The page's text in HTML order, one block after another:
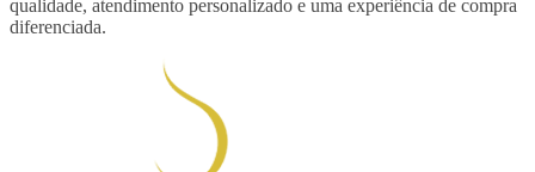
qualidade, atendimento personalizado e uma experiência de compra
diferenciada.